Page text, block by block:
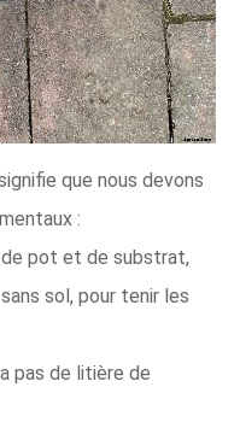
que nous devons
:
pot et de substrat,
sol, pour tenir les
pas de litière de